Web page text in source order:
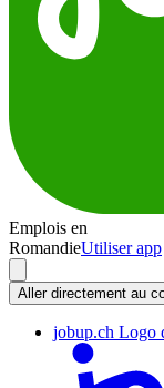
Emplois en
RomandieUtiliser app
Aller directement au
jobup.ch Logo